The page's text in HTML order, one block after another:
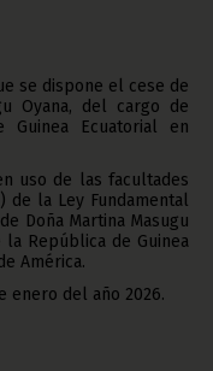
se dispone el cese de
Oyana, del cargo de
Ecuatorial en
uso de las facultades
la Ley Fundamental
Doña Martina Masugu
República de Guinea
América.
enero del año 2026.